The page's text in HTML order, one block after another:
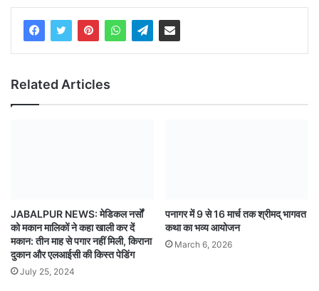
Related Articles
JABALPUR NEWS: मेडिकल नर्सों
को मकान मालिकों ने कहा खाली कर दें
मकान: तीन माह से पगार नहीं मिली, किराना
दुकान और एलआईसी की किस्त पेडिंग
July 25, 2024
पनागर में 9 से 16 मार्च तक श्रीमद् भागवत
कथा का भव्य आयोजन
March 6, 2026